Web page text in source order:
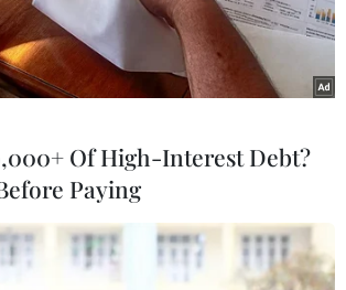
tù giam do đã bắn vào ngực một
vũ trang khiến người này tử vong.
Of High-Interest Debt?
Paying